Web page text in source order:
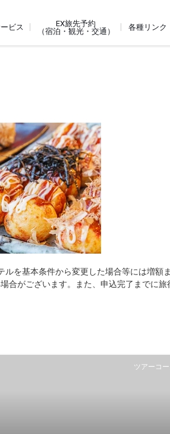
ビス
EX旅先予約
（宿泊・観光・交通）
各種リンク
を基本条件から変更した場合等には増額
合がございます。また、申込完了までに旅
ツアーコ